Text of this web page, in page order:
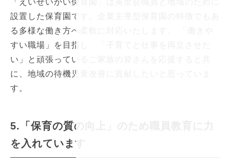
「えいせいかい保育園」は英世会職員と地域のために
設置した保育園です。企業主導型保育園の特徴でもあ
る多様な働き方へ柔軟に対応いたします。 「働きや
すい職場」を目指し、「子育てと仕事を両立させた
い」と頑張っているご家族の皆さんを応援すると共
に、地域の待機児童改善に貢献したいと思っていま
す。
5.「保育の質の向上」のため職員教育に力
を入れています